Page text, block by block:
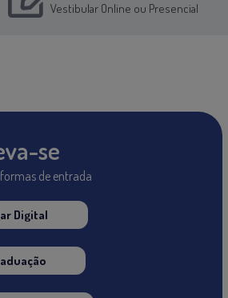
Vestibular Online ou Presencial
se
de entrada
Digital